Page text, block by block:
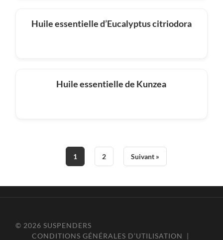
Huile essentielle d’Eucalyptus citriodora
Huile essentielle de Kunzea
1 2 Suivant »
© 2026SUSPENDERS
CONDITIONS GÉNÉRALES D’UTILISATION
|